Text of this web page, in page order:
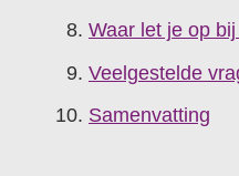
Waar let je op
Veelgestelde
Samenvatting